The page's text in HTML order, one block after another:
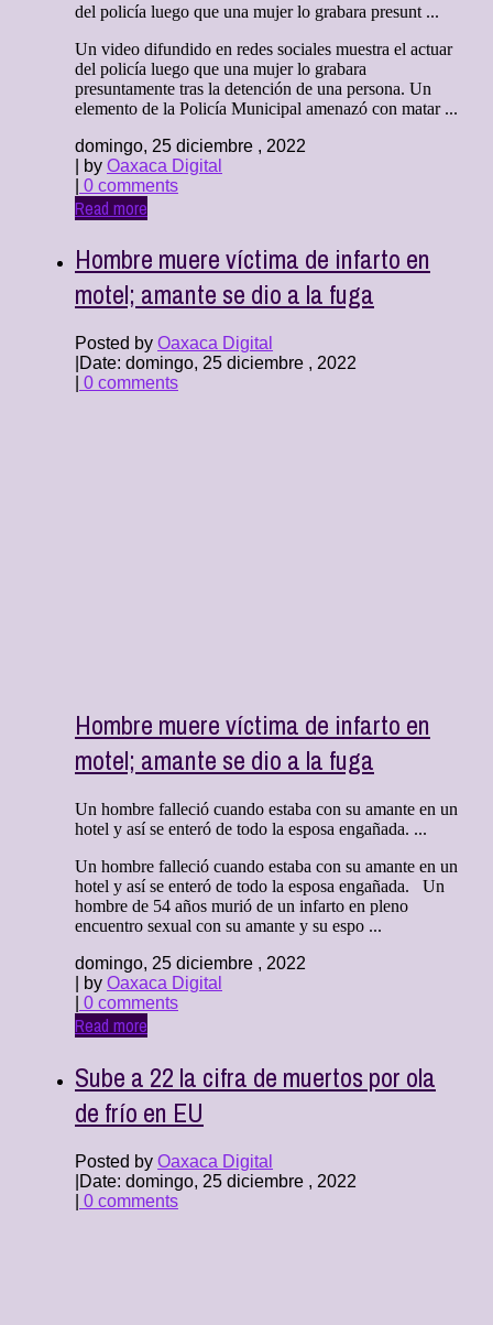
del policía luego que una mujer lo grabara presunt ...
Un video difundido en redes sociales muestra el actuar
del policía luego que una mujer lo grabara
presuntamente tras la detención de una persona. Un
elemento de la Policía Municipal amenazó con matar ...
domingo, 25 diciembre , 2022
| by Oaxaca Digital
0 comments
Read more
Hombre muere víctima de infarto en
motel; amante se dio a la fuga
Posted by Oaxaca Digital
Date: domingo, 25 diciembre , 2022
0 comments
Hombre muere víctima de infarto en
motel; amante se dio a la fuga
Un hombre falleció cuando estaba con su amante en un
hotel y así se enteró de todo la esposa engañada. ...
Un hombre falleció cuando estaba con su amante en un
hotel y así se enteró de todo la esposa engañada. Un
hombre de 54 años murió de un infarto en pleno
encuentro sexual con su amante y su espo ...
domingo, 25 diciembre , 2022
| by Oaxaca Digital
0 comments
Read more
Sube a 22 la cifra de muertos por ola
de frío en EU
Posted by Oaxaca Digital
Date: domingo, 25 diciembre , 2022
0 comments